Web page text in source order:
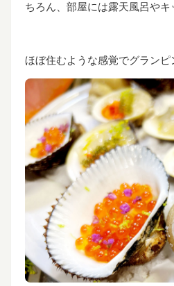
ちろん、部屋には露天風呂やキ
ほぼ住むような感覚でグラン